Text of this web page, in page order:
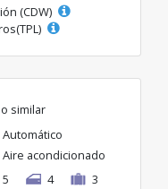
(CDW)
o similar
Automático
Aire acondicionado
5
4 3